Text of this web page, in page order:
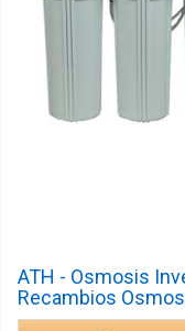
ATH - Osmosis
Recambios